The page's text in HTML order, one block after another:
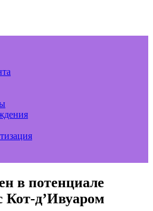
в потенциале
Кот-д’Ивуаром